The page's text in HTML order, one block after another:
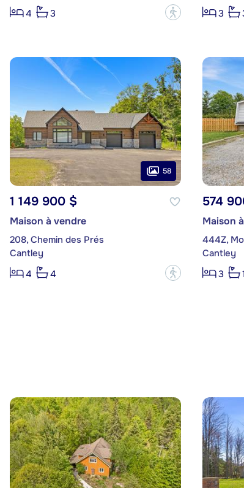
4
3 ?
3
58
1 149 900 $
Maison à vendre
208, Chemin des Prés
Cantley
4
4 ?
574
Maison
444Z,
Cantley
3
1